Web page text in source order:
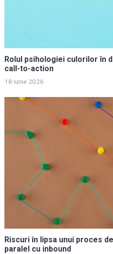
Rolul psihologiei culorilor în
call-to-action
18 iunie 2026
Riscuri în lipsa unui proces
paralel cu inbound